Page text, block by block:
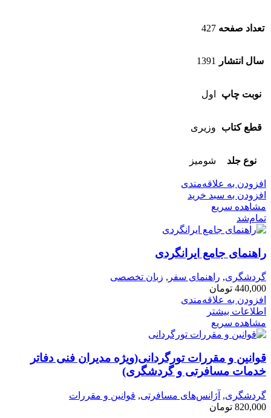
تعداد صفحه 427
سال انتشار 1391
نوبت چاپ اول
قطع کتاب وزیری
نوع جلد شومیز
افزودن به علاقه‌مندی
افزودن به سبد خرید
مشاهده سریع
تمام‌شد
راهنمای جامع ایرانگردی
گردشگری, راهنمای سفر , زبان تخصصی
440,000 تومان
افزودن به علاقه‌مندی
اطلاعات بیشتر
مشاهده سریع
قوانین و مقررات تورگردانی(ویژه مدیران فنی دفاتر
خدمات مسافرتی و گردشگری)
گردشگری, آژانس‌های مسافرتی, قوانین و مقررات
820,000 تومان